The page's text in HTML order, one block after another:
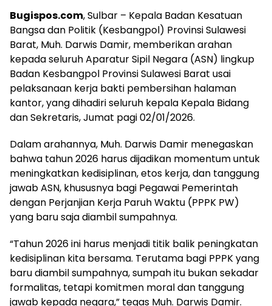
Bugispos.com, Sulbar – Kepala Badan Kesatuan
Bangsa dan Politik (Kesbangpol) Provinsi Sulawesi
Barat, Muh. Darwis Damir, memberikan arahan
kepada seluruh Aparatur Sipil Negara (ASN) lingkup
Badan Kesbangpol Provinsi Sulawesi Barat usai
pelaksanaan kerja bakti pembersihan halaman
kantor, yang dihadiri seluruh kepala Kepala Bidang
dan Sekretaris, Jumat pagi 02/01/2026.
Dalam arahannya, Muh. Darwis Damir menegaskan
bahwa tahun 2026 harus dijadikan momentum untuk
meningkatkan kedisiplinan, etos kerja, dan tanggung
jawab ASN, khususnya bagi Pegawai Pemerintah
dengan Perjanjian Kerja Paruh Waktu (PPPK PW)
yang baru saja diambil sumpahnya.
“Tahun 2026 ini harus menjadi titik balik peningkatan
kedisiplinan kita bersama. Terutama bagi PPPK yang
baru diambil sumpahnya, sumpah itu bukan sekadar
formalitas, tetapi komitmen moral dan tanggung
jawab kepada negara,” tegas Muh. Darwis Damir.